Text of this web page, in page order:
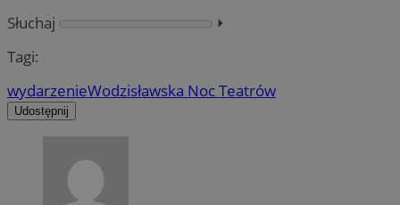
Słuchaj
⏵︎
Tagi:
wydarzenieWodzisławska Noc Teatrów
Udostępnij